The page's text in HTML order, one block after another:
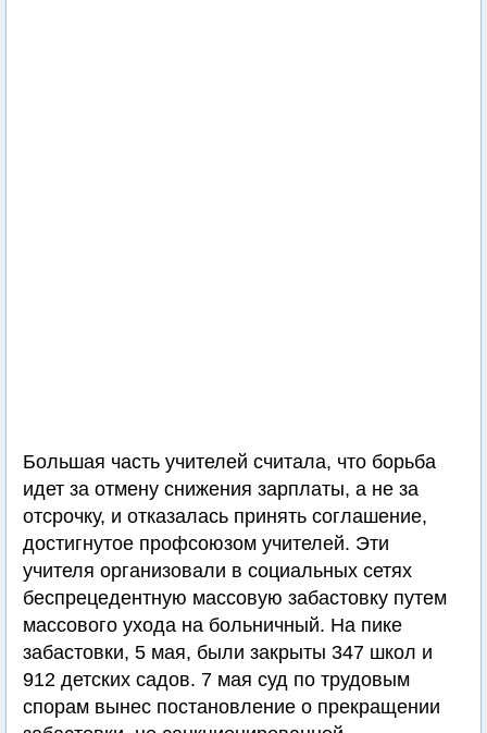
Большая часть учителей считала, что борьба
идет за отмену снижения зарплаты, а не за
отсрочку, и отказалась принять соглашение,
достигнутое профсоюзом учителей. Эти
учителя организовали в социальных сетях
беспрецедентную массовую забастовку путем
массового ухода на больничный. На пике
забастовки, 5 мая, были закрыты 347 школ и
912 детских садов. 7 мая суд по трудовым
спорам вынес постановление о прекращении